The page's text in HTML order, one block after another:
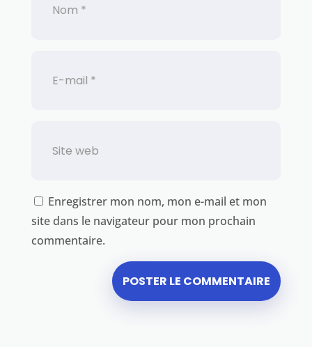
Enregistrer mon nom, mon e-mail et mon
site dans le navigateur pour mon prochain
commentaire.